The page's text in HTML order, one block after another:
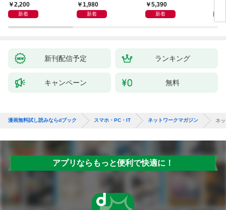
生成AI完全ガイド
2,200
新着
作るデータ活用法
1,980
新着
ユースケースの書き方
5,390
新着
新刊配信予定 ランキング
キャンペーン 無料
漫画無料試し読みならdブック スマホ・PC・IT ネットワークマガジン ネ
アプリならもっと便利で快適に！